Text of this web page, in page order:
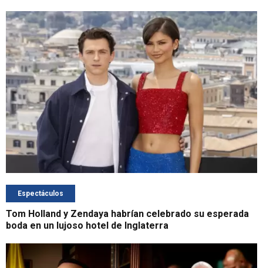
Espectáculos
Tom Holland y Zendaya habrían celebrado su esperada
boda en un lujoso hotel de Inglaterra